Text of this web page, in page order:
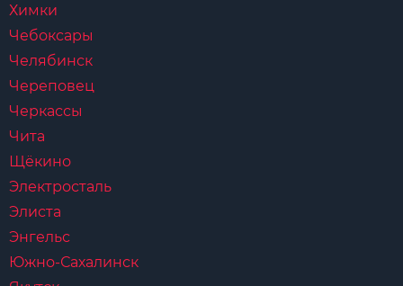
Химки
Чебоксары
Челябинск
Череповец
Черкассы
Чита
Щёкино
Электросталь
Элиста
Энгельс
Южно-Сахалинск